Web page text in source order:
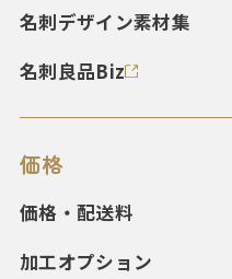
名刺デザイン素材集
名刺良品Biz
価格
価格・配送料
加工オプション